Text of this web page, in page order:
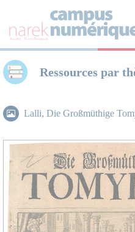
Ressources par
Lalli, Die Großmüthige